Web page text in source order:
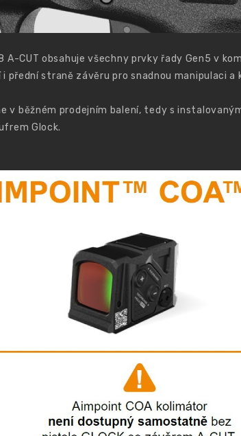
A-CUT obsahuje všechny prvky řady Gen5 v
i přední straně závěru pro snadnou manipulaci
v běžném prodejním balení, tedy s
Glock.